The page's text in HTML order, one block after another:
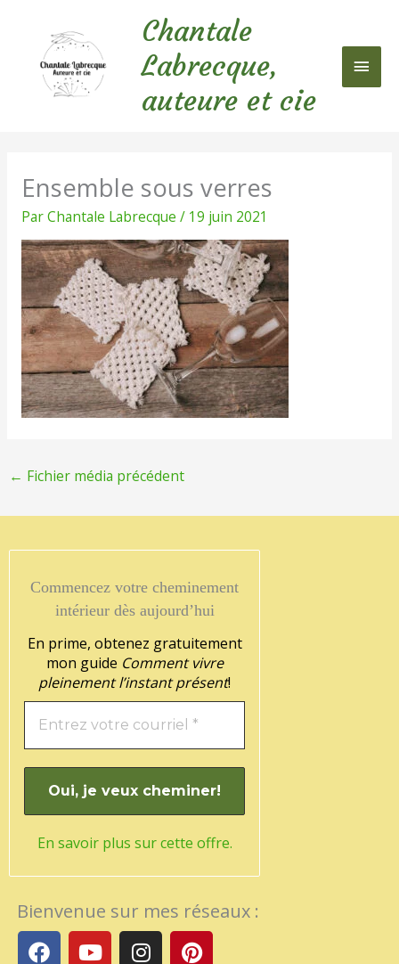
contenu
Chantale
Labrecque,
auteure et cie
Ensemble sous verres
ParChantale Labrecque / 19 juin 2021
← Fichier média précédent
Commencez votre cheminement
intérieur dès aujourd’hui
En prime, obtenez gratuitement
mon guide Comment vivre
pleinement l’instant présent!
En savoir plus sur cette offre.
Bienvenue sur mes réseaux :
F Y I P